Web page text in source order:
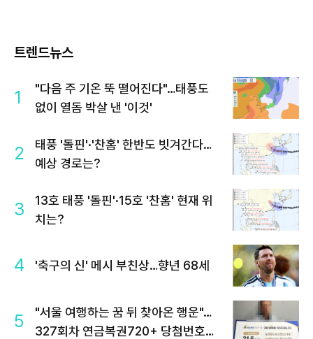
트렌드뉴스
1
"다음 주 기온 뚝 떨어진다"…태풍도
없이 열돔 박살 낸 '이것'
2
태풍 '돌핀'·'찬홈' 한반도 빗겨간다…
예상 경로는?
3
13호 태풍 '돌핀'·15호 '찬홈' 현재 위
치는?
4 '축구의 신' 메시 부친상…향년 68세
5
"서울 여행하는 꿈 뒤 찾아온 행운"…
327회차 연금복권720+ 당첨번호조